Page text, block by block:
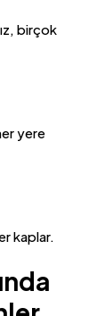
birçok
yere
kaplar.